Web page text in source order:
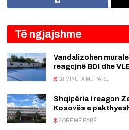
Të ngjajshme
Vandalizohen
reagojnë BDI dhe
18 MINUTA MË PARË
Shqipëria i reagon
Kosovës e
2 ORË MË PARË